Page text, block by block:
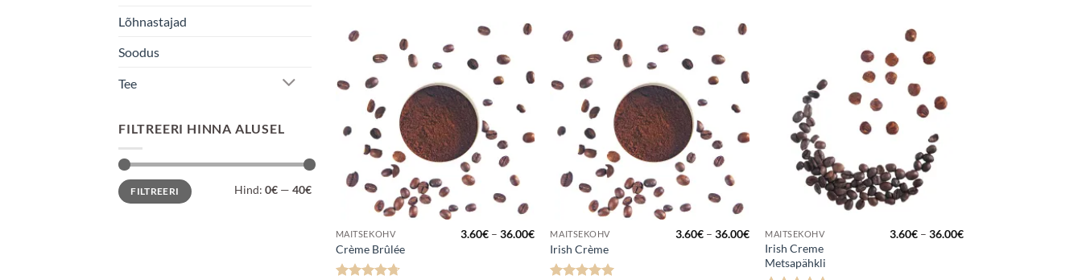
Lõhnastajad
Soodus
Tee
FILTREERI HINNA ALUSEL
Minimaalne
hind
Maksimaalne
hindFILTREERI Hind: 0€ — 40€
Lisa
lemmikuks
MAITSEKOHV
Crème Brûlée
3.60€ – 36.00€Hinnavahemik:
3.60€
kuni
36.00€
Lisa
lemmikuks
MAITSEKOHV
Irish Crème
3.60€ – 36.00€Hinnavahemik:
3.60€
kuni
36.00€
Lisa
MAITSEKOHV
Irish Creme
Metsapähkli
3.60€ – 36.00€Hinnavahemik: